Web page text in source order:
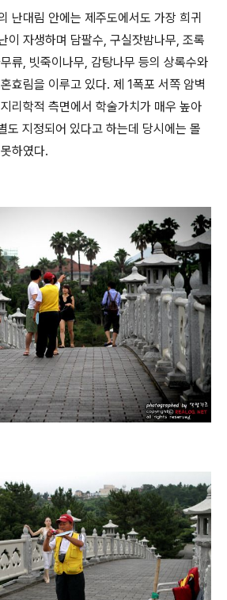
난대림 안에는 제주도에서도 가장 희귀
이 자생하며 담팔수, 구실잣밤나무, 조록
류, 빗죽이나무, 감탕나무 등의 상록수와
효림을 이루고 있다. 제 1폭포 서쪽 암벽
리학적 측면에서 학술가치가 매우 높아
도 지정되어 있다고 하는데 당시에는 몰
하였다.